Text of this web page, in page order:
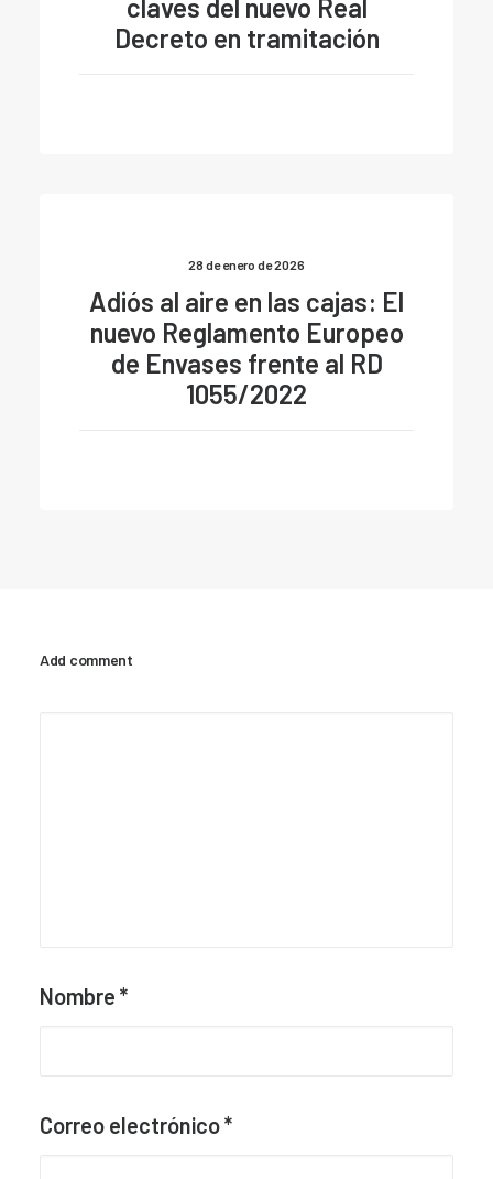
claves del nuevo Real
Decreto en tramitación
28 de enero de 2026
Adiós al aire en las cajas: El
nuevo Reglamento Europeo
de Envases frente al RD
1055/2022
Add comment
Nombre *
Correo electrónico*